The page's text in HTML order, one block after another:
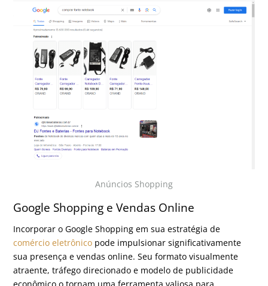
Anúncios Shopping
Google Shopping e Vendas Online
Incorporar o Google Shopping em sua estratégia de
comércio eletrônico pode impulsionar significativamente
sua presença e vendas online. Seu formato visualmente
atraente, tráfego direcionado e modelo de publicidade